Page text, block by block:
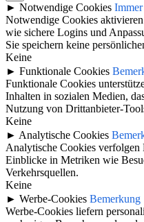
► Notwendige Cookies
Notwendige Cookies
wie sichere Logins und
Sie speichern keine
Keine
► Funktionale Cookies
Funktionale Cookies
Inhalten in sozialen Medien,
Nutzung von Drittanbieter-
Keine
► Analytische Cookies
Analytische Cookies verfolgen
Einblicke in Metriken wie
Verkehrsquellen.
Keine
► Werbe-Cookies Bemerkung
Werbe-Cookies liefern